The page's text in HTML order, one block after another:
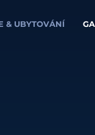
& UBYTOVÁNÍ